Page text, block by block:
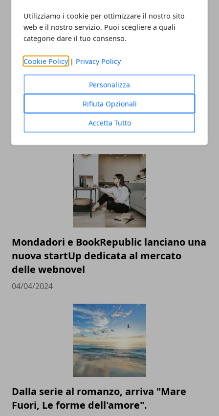
Utilizziamo i cookie per ottimizzare il nostro sito
web e il nostro servizio. Puoi scegliere a quali
categorie dare il tuo consenso.
Cookie Policy | Privacy Policy
Personalizza
Rifiuta Opzionali
Accetta Tutto
Redazione
ARTICOLI CORRELATI
Mondadori e BookRepublic lanciano una
nuova startUp dedicata al mercato
delle webnovel
04/04/2024
Dalla serie al romanzo, arriva "Mare
Fuori, Le forme dell'amore".